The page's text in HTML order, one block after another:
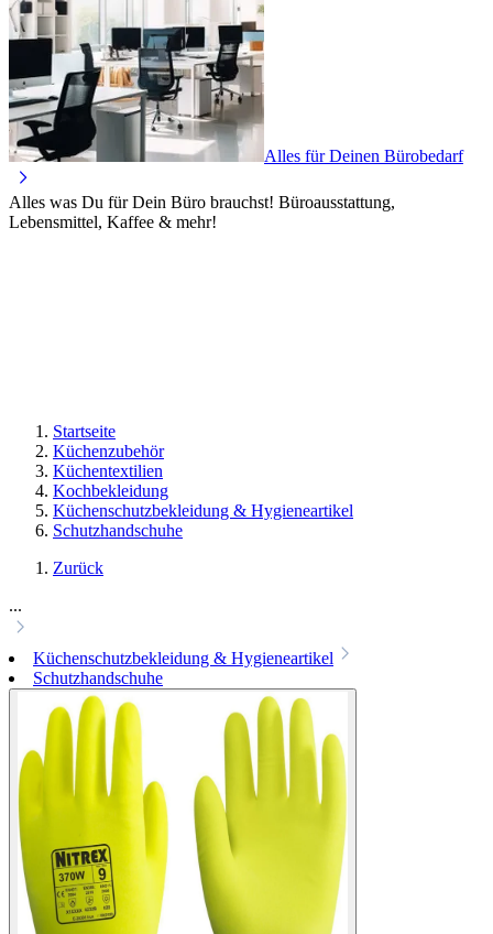
Alles für Deinen Bürobedarf
Alles was Du für Dein Büro brauchst! Büroausstattung,
Lebensmittel, Kaffee & mehr!
Startseite
Küchenzubehör
Küchentextilien
Kochbekleidung
Küchenschutzbekleidung & Hygieneartikel
Schutzhandschuhe
Zurück
...
Küchenschutzbekleidung & Hygieneartikel
Schutzhandschuhe